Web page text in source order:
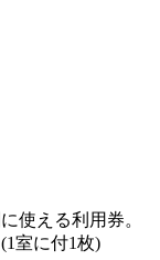
使える利用券。
室に付1枚)